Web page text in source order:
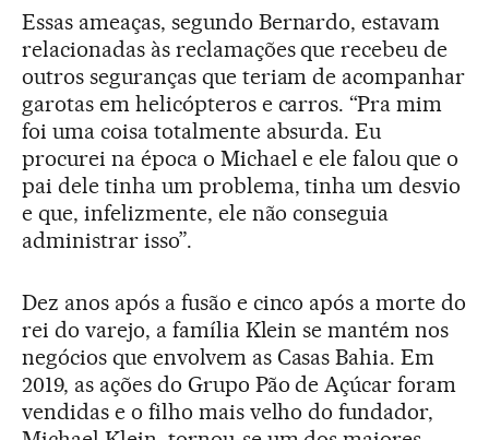
Essas ameaças, segundo Bernardo, estavam
relacionadas às reclamações que recebeu de
outros seguranças que teriam de acompanhar
garotas em helicópteros e carros. “Pra mim
foi uma coisa totalmente absurda. Eu
procurei na época o Michael e ele falou que o
pai dele tinha um problema, tinha um desvio
e que, infelizmente, ele não conseguia
administrar isso”.
Dez anos após a fusão e cinco após a morte do
rei do varejo, a família Klein se mantém nos
negócios que envolvem as Casas Bahia. Em
2019, as ações do Grupo Pão de Açúcar foram
vendidas e o filho mais velho do fundador,